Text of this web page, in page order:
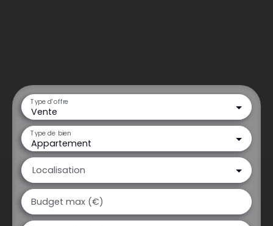
Vente
Type d'offre
Appartement
Type de bien
Localisation
Budget max (€)